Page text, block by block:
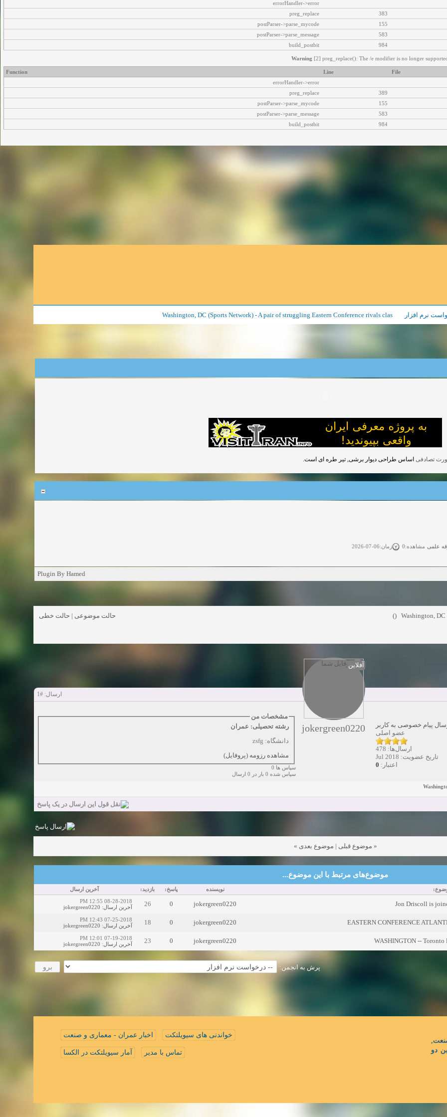
errorHandler->error
383
preg_replace
155
postParser->parse_mycode
583
postParser->parse_message
984
build_postbit
Warning [2] preg_replace(): The /e modifier is no longer
File
Line
Function
errorHandler->error
389
preg_replace
155
postParser->parse_mycode
583
postParser->parse_message
984
build_postbit
نرم افزار Washington, DC (Sports Network) - A pair of struggling Eastern Conference rivals clas
اساس طراحی دیوار برشی, تیر طره ای است.
آزاد مشاهده:0 زمان:11-04-2025
دعوت به همکاری مشاهده:0 زمان:11-11-2024
دعوت به همکاری مشاهده:0 زمان:10-21-2024
دعوت به همکاری مشاهده:0 زمان:10-11-2024
Plugin By Hamed
حالت موضوعی | حالت خطی
Washington, DC
ارسال:#1
آفلاین
jokergreen0220
پیام خصوصی به کاربر
عضو اصلی
ارسال‌ها: 478
تاریخ عضویت: Jul 2018
اعتبار: 0
مشخصات من
رشته تحصیلی: عمران
دانشگاه: zsfg
مشاهده رزومه (پروفایل)
سپاس ها 0
سپاس شده 0 بار در 0 ارسال
« موضوع قبلی | موضوع بعدی »
موضوع‌های مرتبط با این موضوع...
نویسنده پاسخ: بازدید: آخرین ارسال
Jon Driscoll is
jokergreen0220
0
26
08-28-2018 12:55 PM
آخرین ارسال:
jokergreen0220
jokergreen0220
0
18
07-25-2018 12:43 PM
آخرین ارسال:
jokergreen0220
WASHINGTON -- Toronto
jokergreen0220
0
23
07-19-2018 12:01 PM
آخرین ارسال:
jokergreen0220
پرش به انجمن:
دو
خواندنی های سیویلتکت اخبار عمران - معماری و صنعت
تماس با مدیر آمار سیویلتکت در الکسا